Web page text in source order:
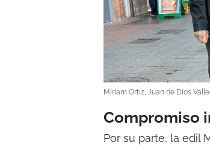
Míriam Ortiz, Juan de Dios
Compromiso
Por su parte, la edil